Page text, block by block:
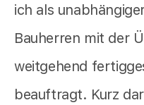
ich als
Bauherren mit der
weitgehend
beauftragt. Kurz